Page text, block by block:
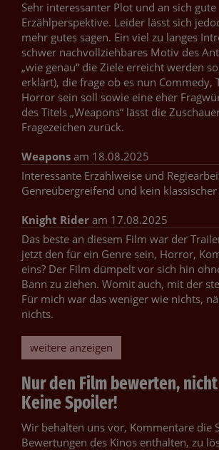
Sehr interessanter Plot und an sich gute
Erzählperspektive. Leider lässt sich
mehr gutes sagen. Ein viel zu langes
schwer nachvollziehbares Motiv des
„wie genau“ die Ziele erreicht werden
erklärt), die frage ob es nun Commedy,
Horror sein soll sowie eine eher
des Titels „Weapons“ lässt die
Fragezeichen zurück.
Weapons am 18.08.2025
Interessante Erzählweise und
Genreübergreifend und kein
Knight Rider am 17.08.2025
Das beste an diesem Film war der
jetzt den für ein Genre sein, Horror,
eins? Der Film dümpelt vor sich hin
Bann zu ziehen. Womit auch, mit der
Für mich war das weniger wie nichts,
nichts.
weitere anzeigen
Nur den Film bewerten,
Keine Spoiler!
Wir behalten uns vor, Kommentare die
Bewertungen des Kinos enthalten, zu